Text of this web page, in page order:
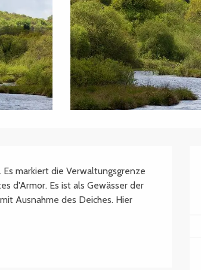
markiert die Verwaltungsgrenze
d'Armor. Es ist als Gewässer der
Ausnahme des Deiches. Hier